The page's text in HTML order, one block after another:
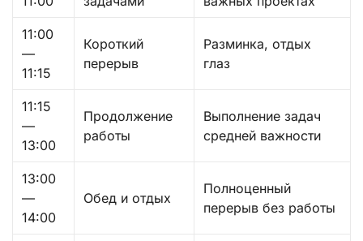
11:00
—
11:15
Короткий
перерыв
Разминка, отдых
глаз
11:15
—
13:00
Продолжение
работы
Выполнение задач
средней важности
13:00
—
14:00
Обед и отдых
Полноценный
перерыв без работы